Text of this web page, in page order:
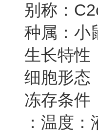
别称：
种属：小
生长特性
细胞形态
冻存条件
：温度：